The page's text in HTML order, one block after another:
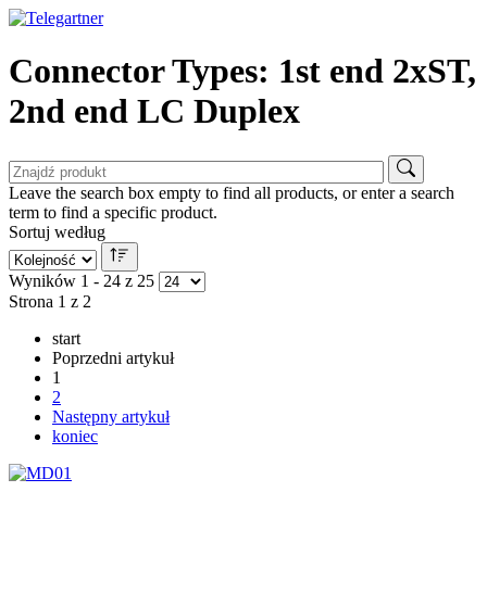
Connector Types: 1st end 2xST,
2nd end LC Duplex
Leave the search box empty to find all products, or enter a search
term to find a specific product.
Sortuj według
Wyników 1 - 24 z 25
Strona 1 z 2
start
Poprzedni artykuł
1
2
Następny artykuł
koniec